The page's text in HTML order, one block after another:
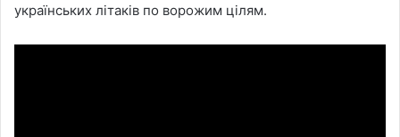
українських літаків по ворожим цілям.